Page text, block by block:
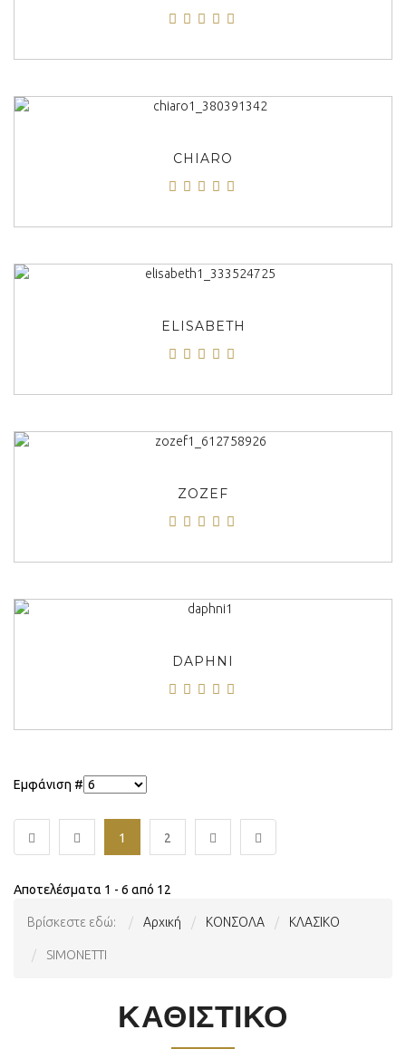
CHIARO
ELISABETH
ZOZEF
DAPHNI
Εμφάνιση #
1 2
Αποτελέσματα 1 - 6 από 12
Βρίσκεστε εδώ: Αρχική ΚΟΝΣΟΛΑ ΚΛΑΣΙΚΟ
SIMONETTI
ΚΑΘΙΣΤΙΚΟ